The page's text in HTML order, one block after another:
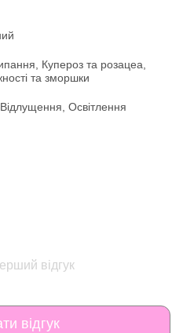
Купероз та розацеа,
та зморшки
Освітлення
відгук
відгук